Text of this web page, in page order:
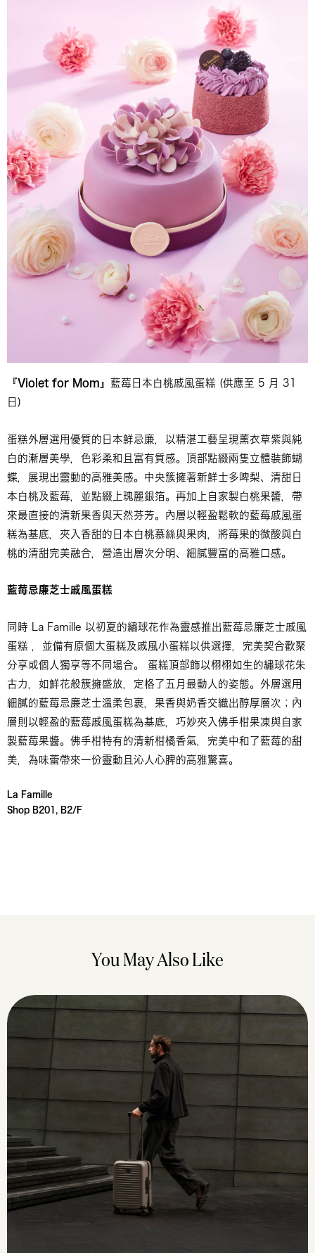
『 Violet for Mom 』藍莓日本白桃戚風蛋糕 (供應至 5 月 31
日)
蛋糕外層選用優質的日本鮮忌廉，以精湛工藝呈現薰衣草紫與純
白的漸層美學，色彩柔和且富有質感。頂部點綴兩隻立體裝飾蝴
蝶，展現出靈動的高雅美感。中央簇擁著新鮮士多啤梨、清甜日
本白桃及藍莓，並點綴上瑰麗銀箔。再加上自家製白桃果醬，帶
來最直接的清新果香與天然芬芳。內層以輕盈鬆軟的藍莓戚風蛋
糕為基底，夾入香甜的日本白桃慕絲與果肉，將莓果的微酸與白
桃的清甜完美融合，營造出層次分明、細膩豐富的高雅口感。
藍莓忌廉芝士戚風蛋糕
同時 La Famille 以初夏的繡球花作為靈感推出藍莓忌廉芝士戚風
蛋糕 ，並備有原個大蛋糕及戚風小蛋糕以供選擇，完美契合歡聚
分享或個人獨享等不同場合。 蛋糕頂部飾以栩栩如生的繡球花朱
古力，如鮮花般簇擁盛放，定格了五月最動人的姿態。外層選用
細膩的藍莓忌廉芝士溫柔包裹，果香與奶香交織出醇厚層次；內
層則以輕盈的藍莓戚風蛋糕為基底，巧妙夾入佛手柑果凍與自家
製藍莓果醬。佛手柑特有的清新柑橘香氣，完美中和了藍莓的甜
美，為味蕾帶來一份靈動且沁人心脾的高雅驚喜。
La Famille
Shop B201, B2/F
You May Also Like